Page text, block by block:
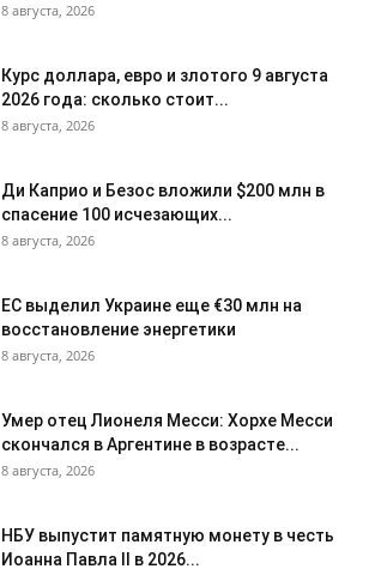
8 августа, 2026
Курс доллара, евро и злотого 9 августа
2026 года: сколько стоит...
8 августа, 2026
Ди Каприо и Безос вложили $200 млн в
спасение 100 исчезающих...
8 августа, 2026
ЕС выделил Украине еще €30 млн на
восстановление энергетики
8 августа, 2026
Умер отец Лионеля Месси: Хорхе Месси
скончался в Аргентине в возрасте...
8 августа, 2026
НБУ выпустит памятную монету в честь
Иоанна Павла II в 2026...